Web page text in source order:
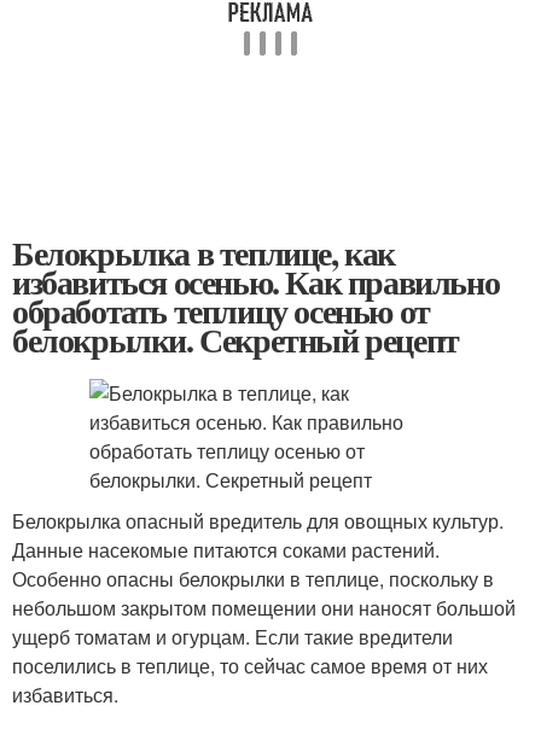
Белокрылка в теплице, как
избавиться осенью. Как правильно
обработать теплицу осенью от
белокрылки. Секретный рецепт
Белокрылка опасный вредитель для овощных культур.
Данные насекомые питаются соками растений.
Особенно опасны белокрылки в теплице, поскольку в
небольшом закрытом помещении они наносят большой
ущерб томатам и огурцам. Если такие вредители
поселились в теплице, то сейчас самое время от них
избавиться.